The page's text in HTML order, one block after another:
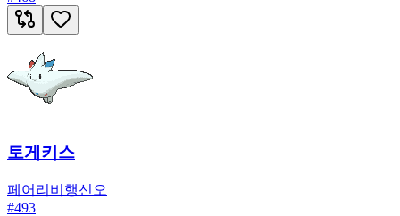
토게키스
페어리 비행신오
#493